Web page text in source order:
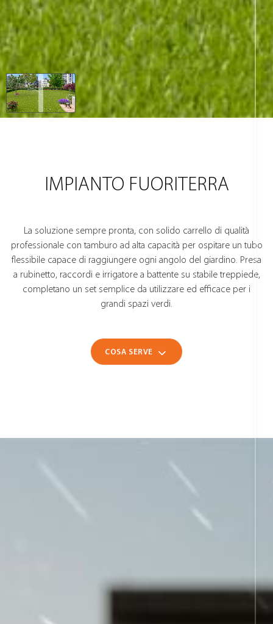
IMPIANTO FUORITERRA
La soluzione sempre pronta, con solido carrello di qualità
professionale con tamburo ad alta capacità per ospitare un tubo
flessibile capace di raggiungere ogni angolo del giardino. Presa
a rubinetto, raccordi e irrigatore a battente su stabile treppiede,
completano un set semplice da utilizzare ed efficace per i
grandi spazi verdi.
COSA SERVE